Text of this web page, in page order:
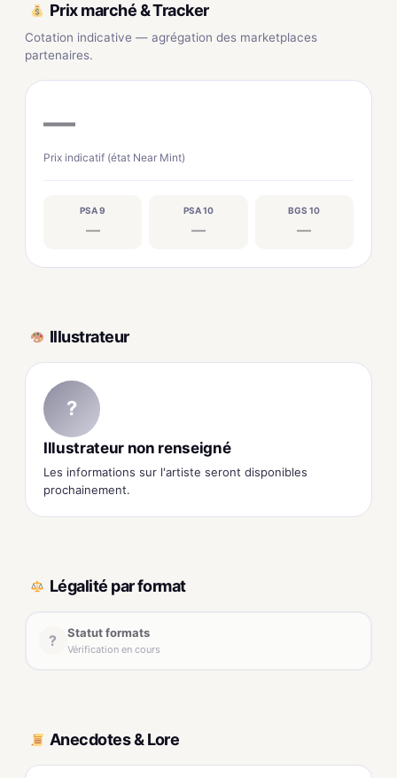
Prix marché & Tracker
Cotation indicative — agrégation des marketplaces
partenaires.
—
Prix indicatif (état Near Mint)
PSA 9
—
PSA 10
—
BGS 10
—
Illustrateur
?
Illustrateur non renseigné
Les informations sur l'artiste seront disponibles
prochainement.
Légalité par format
? Statut formats
Vérification en cours
Anecdotes & Lore